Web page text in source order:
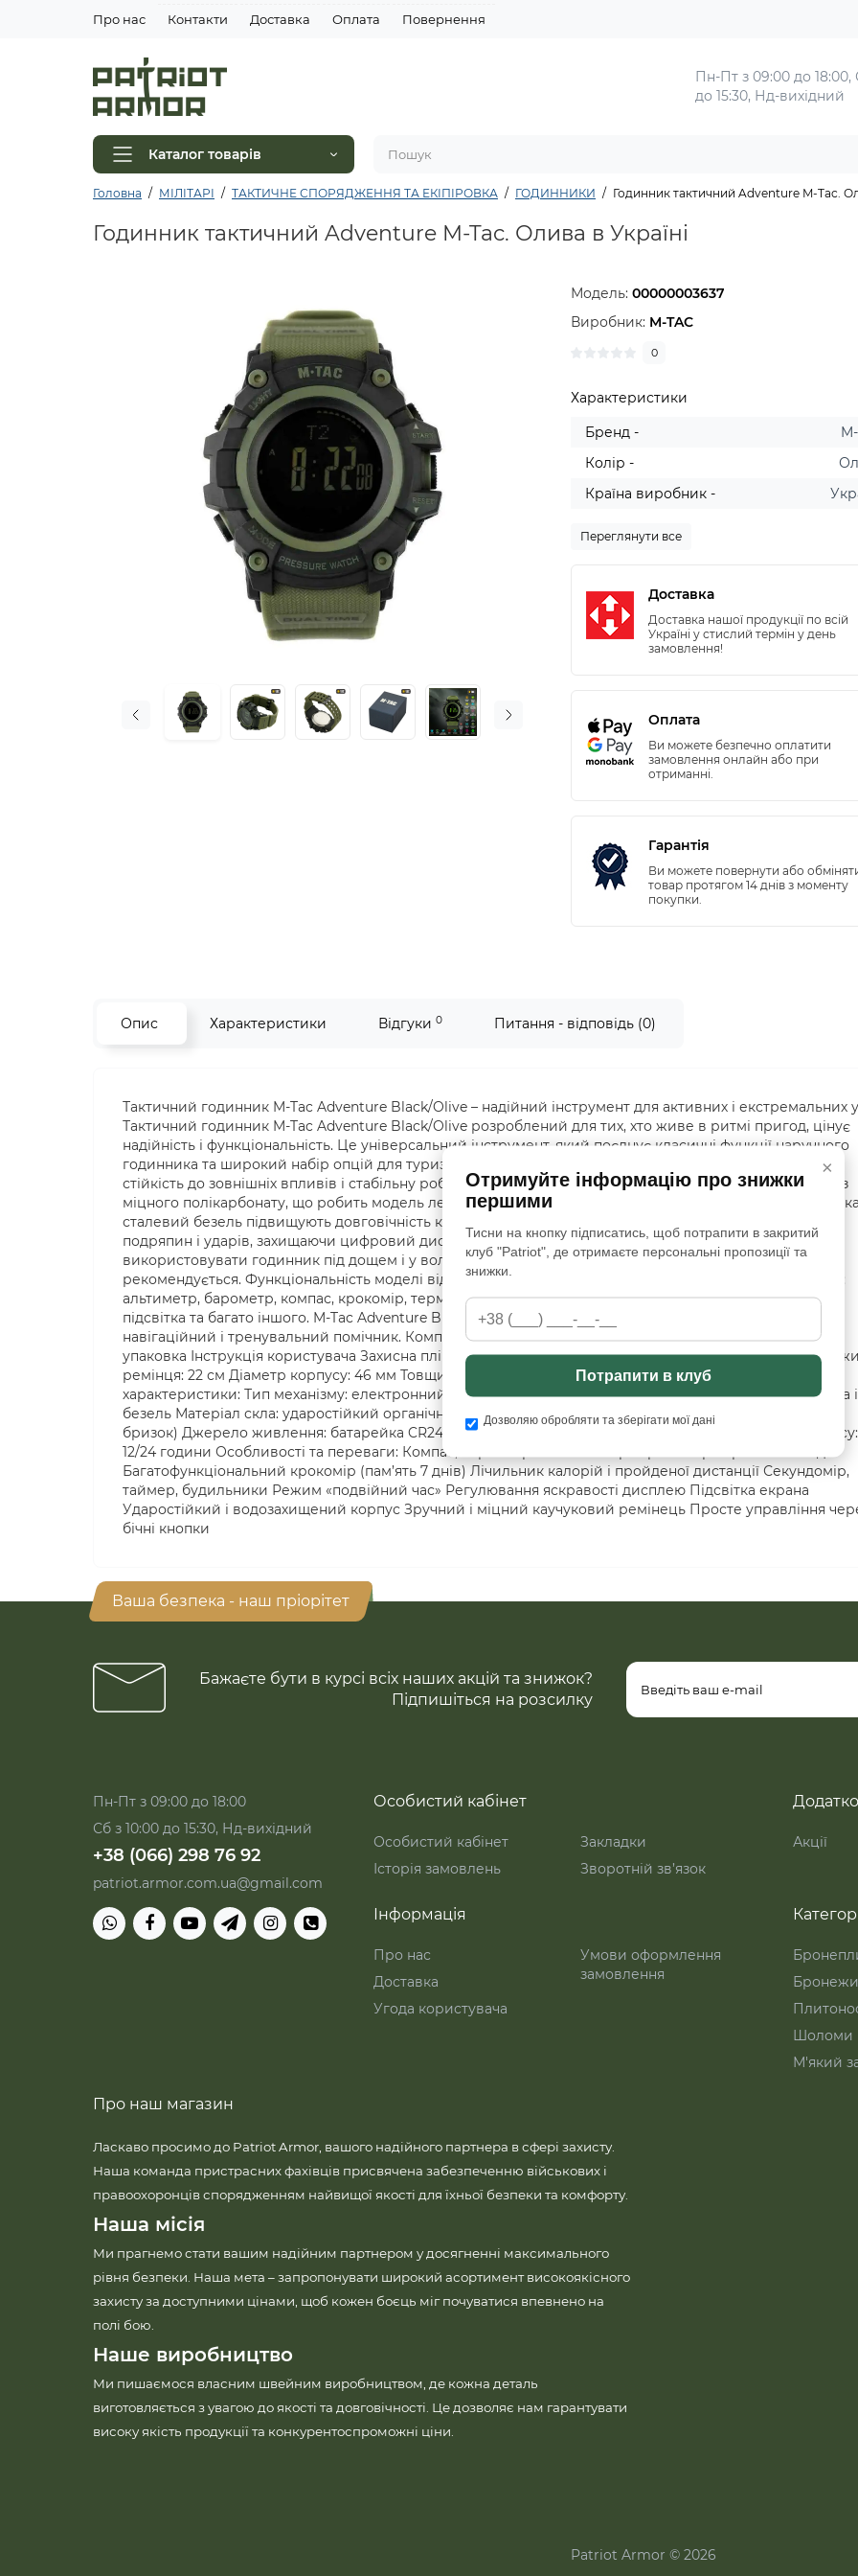
Про нас Контакти Доставка Оплата Повернення
Пн-Пт з 09:00 до 18:00,
до 15:30, Нд-вихідний
Каталог товарів
Головна МІЛІТАРІ ТАКТИЧНЕ СПОРЯДЖЕННЯ ТА ЕКІПІРОВКА ГОДИННИКИ Годинник тактичний Adventure M-Tac.
Годинник тактичний Adventure M-Tac. Олива в Україні
Модель:00000003637
Виробник: M-TAC
0
Характеристики
Бренд -
Колір -
Країна виробник -
Переглянути все
Доставка
Доставка нашої продукції по всій
Україні у стислий термін у день
замовлення!
Оплата
Ви можете безпечно оплатити
замовлення онлайн або при
отриманні.
Гарантія
Ви можете повернути або
товар протягом 14 днів з моменту
покупки.
Опис Характеристики Відгуки 0 Питання - відповідь (0)
Тактичний годинник M-Tac Adventure Black/Olive – надійний інструмент для активних і екстремальних
Тактичний годинник M-Tac Adventure Black/Olive розроблений для тих, хто живе в ритмі пригод, цінує
надійність і функціональність. Це універсальний інструмент, який поєднує класичні функції наручного
годинника та широкий набір опцій для туризму, тактики і спорту. Годинник забезпечує максимальну
стійкість до зовнішніх впливів і стабільну роботу за будь-яких погодних умов. Корпус виготовлений із
міцного полікарбонату, що робить модель легкою, але водночас ударостійкою. Металева задня
сталевий безель підвищують довговічність конструкції. Скло з органічного полікарбонату стійке до
подряпин і ударів, захищаючи цифровий дисплей. Рівень водозахисту до 3 ATM дозволяє
використовувати годинник під дощем і у вологому середовищі, проте занурення у воду не
рекомендується. Функціональність моделі відповідає вимогам навіть найвибагливіших користувачів:
альтиметр, барометр, компас, крокомір, термометр, подвійний час, секундомір, таймер, будильники,
підсвітка та багато іншого. M-Tac Adventure Black/Olive — це не просто годинник, а повноцінний
навігаційний і тренувальний помічник. Комплектація: Годинник M-Tac Adventure Black/Olive Фірмова
упаковка Інструкція користувача Захисна плівка (якщо передбачено) Гарантійний талон Об'єми:
ремінця: 22 см Діаметр корпусу: 46 мм Товщина корпусу: 14 мм Вага: приблизно 60 г Технічні
характеристики: Тип механізму: електронний Матеріал корпусу: полікарбонат + сталева задня кришка і
безель Матеріал скла: ударостійкий органічний полікарбонат Водозахист: до 3 ATM (захист від дощу і
бризок) Джерело живлення: батарейка CR2430 Тип дисплею: цифровий з LED-підсвіткою Формат часу:
12/24 години Особливості та переваги: Компас, барометр та альтиметр Термометр і прогноз погоди
Багатофункціональний крокомір (пам’ять 7 днів) Лічильник калорій і пройденої дистанції Секундомір,
таймер, будильники Режим «подвійний час» Регулювання яскравості дисплею Підсвітка екрана
Ударостійкий і водозахищений корпус Зручний і міцний каучуковий ремінець Просте управління
бічні кнопки
×
Отримуйте інформацію про знижки
першими
Тисни на кнопку підписатись, щоб потрапити в закритий
клуб "Patriot", де отримаєте персональні пропозиції та
знижки.
Потрапити в клуб
Дозволяю обробляти та зберігати мої дані
Ваша безпека - наш пріорітет
Бажаєте бути в курсі всіх наших акцій та знижок?
Підпишіться на розсилку
Пн-Пт з 09:00 до 18:00
Сб з 10:00 до 15:30, Нд-вихідний
+38 (066) 298 76 92
patriot.armor.com.ua@gmail.com
Особистий кабінет
Особистий кабінет
Історія замовлень
Закладки
Зворотній зв’язок
Акції
Інформація
Про нас
Доставка
Угода користувача
Умови оформлення
замовлення
Шоломи
М'який
Про наш магазин
Ласкаво просимо до Patriot Armor, вашого надійного партнера в сфері захисту.
Наша команда пристрасних фахівців присвячена забезпеченню військових і
правоохоронців спорядженням найвищої якості для їхньої безпеки та комфорту.
Наша місія
Ми прагнемо стати вашим надійним партнером у досягненні максимального
рівня безпеки. Наша мета – запропонувати широкий асортимент високоякісного
захисту за доступними цінами, щоб кожен боєць міг почуватися впевнено на
полі бою.
Наше виробництво
Ми пишаємося власним швейним виробництвом, де кожна деталь
виготовляється з увагою до якості та довговічності. Це дозволяє нам гарантувати
високу якість продукції та конкурентоспроможні ціни.
Patriot Armor © 2026